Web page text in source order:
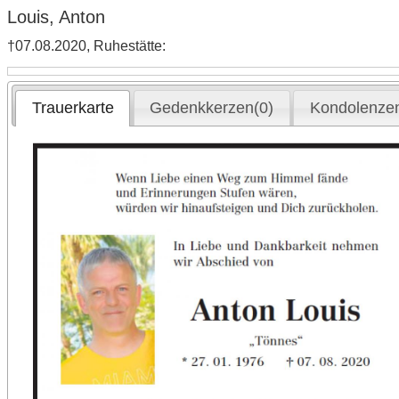
Louis, Anton
†07.08.2020, Ruhestätte:
Trauerkarte Gedenkkerzen(0)